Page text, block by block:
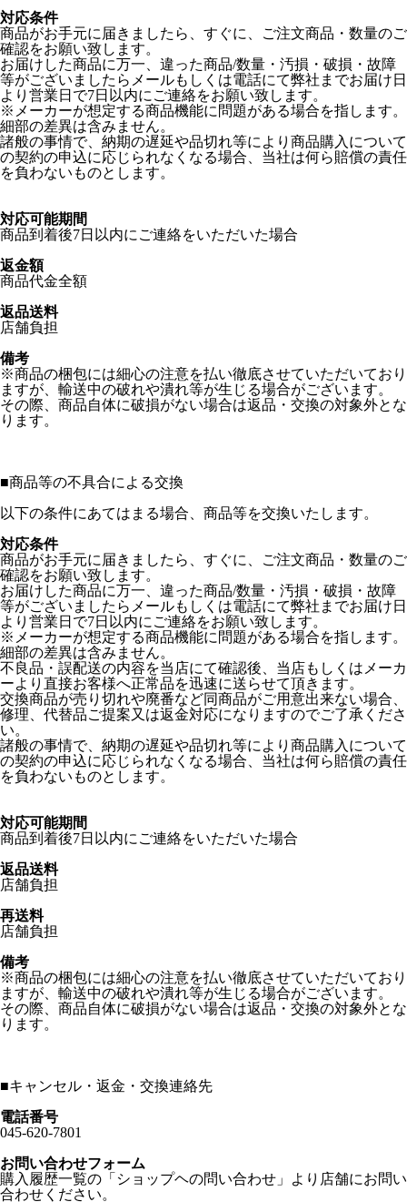
対応条件
商品がお手元に届きましたら、すぐに、ご注文商品・数量のご
確認をお願い致します。
お届けした商品に万一、違った商品/数量・汚損・破損・故障
等がございましたらメールもしくは電話にて弊社までお届け日
より営業日で7日以内にご連絡をお願い致します。
※メーカーが想定する商品機能に問題がある場合を指します。
細部の差異は含みません。
諸般の事情で、納期の遅延や品切れ等により商品購入について
の契約の申込に応じられなくなる場合、当社は何ら賠償の責任
を負わないものとします。
対応可能期間
商品到着後7日以内にご連絡をいただいた場合
返金額
商品代金全額
返品送料
店舗負担
備考
※商品の梱包には細心の注意を払い徹底させていただいており
ますが、輸送中の破れや潰れ等が生じる場合がございます。
その際、商品自体に破損がない場合は返品・交換の対象外とな
ります。
■商品等の不具合による交換
以下の条件にあてはまる場合、商品等を交換いたします。
対応条件
商品がお手元に届きましたら、すぐに、ご注文商品・数量のご
確認をお願い致します。
お届けした商品に万一、違った商品/数量・汚損・破損・故障
等がございましたらメールもしくは電話にて弊社までお届け日
より営業日で7日以内にご連絡をお願い致します。
※メーカーが想定する商品機能に問題がある場合を指します。
細部の差異は含みません。
不良品・誤配送の内容を当店にて確認後、当店もしくはメーカ
ーより直接お客様へ正常品を迅速に送らせて頂きます。
交換商品が売り切れや廃番など同商品がご用意出来ない場合、
修理、代替品ご提案又は返金対応になりますのでご了承くださ
い。
諸般の事情で、納期の遅延や品切れ等により商品購入について
の契約の申込に応じられなくなる場合、当社は何ら賠償の責任
を負わないものとします。
対応可能期間
商品到着後7日以内にご連絡をいただいた場合
返品送料
店舗負担
再送料
店舗負担
備考
※商品の梱包には細心の注意を払い徹底させていただいており
ますが、輸送中の破れや潰れ等が生じる場合がございます。
その際、商品自体に破損がない場合は返品・交換の対象外とな
ります。
■キャンセル・返金・交換連絡先
電話番号
045-620-7801
お問い合わせフォーム
購入履歴一覧の「ショップヘの問い合わせ」より店舗にお問い
合わせください。